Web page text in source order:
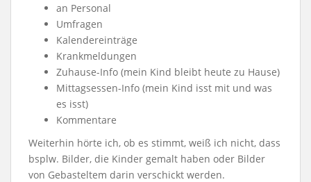
an Personal
Umfragen
Kalendereinträge
Krankmeldungen
Zuhause-Info (mein Kind bleibt heute zu Hause)
Mittagsessen-Info (mein Kind isst mit und was
es isst)
Kommentare
Weiterhin hörte ich, ob es stimmt, weiß ich nicht, dass
bsplw. Bilder, die Kinder gemalt haben oder Bilder
von Gebasteltem darin verschickt werden.